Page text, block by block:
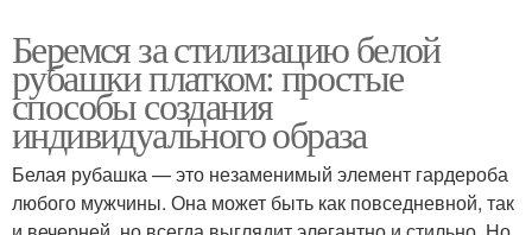
Беремся за стилизацию белой
рубашки платком: простые
способы создания
индивидуального образа
Белая рубашка — это незаменимый элемент гардероба
любого мужчины. Она может быть как повседневной, так